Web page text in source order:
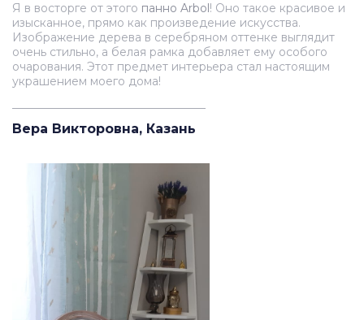
Я в восторге от этого панно Arbоl! Оно такое красивое и
изысканное, прямо как произведение искусства.
Изображение дерева в серебряном оттенке выглядит
очень стильно, а белая рамка добавляет ему особого
очарования. Этот предмет интерьера стал настоящим
украшением моего дома!
Вера Викторовна, Казань